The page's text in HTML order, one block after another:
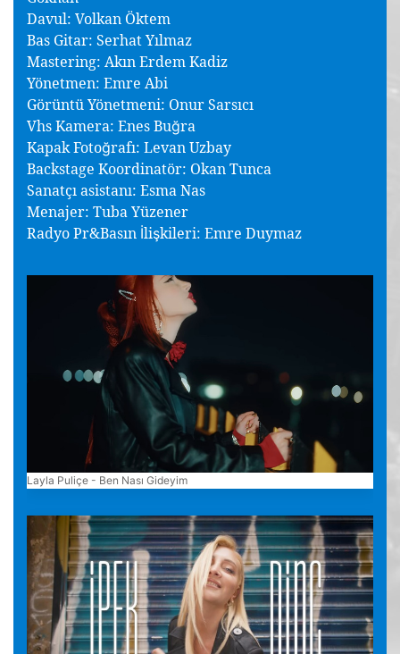
Davul: Volkan Öktem
Bas Gitar: Serhat Yılmaz
Mastering: Akın Erdem Kadiz
Yönetmen: Emre Abi
Görüntü Yönetmeni: Onur Sarsıcı
Vhs Kamera: Enes Buğra
Kapak Fotoğrafı: Levan Uzbay
Backstage Koordinatör: Okan Tunca
Sanatçı asistanı: Esma Nas
Menajer: Tuba Yüzener
Radyo Pr&Basın İlişkileri: Emre Duymaz
Layla Puliçe - Ben Nası Gideyim